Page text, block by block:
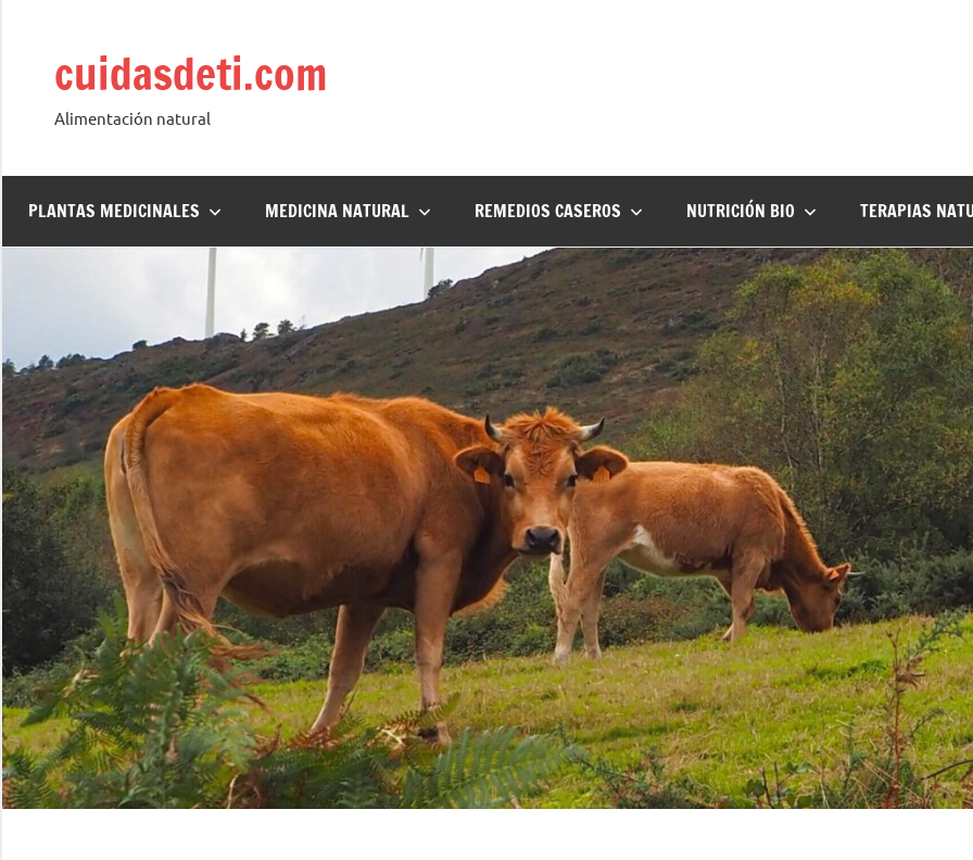
contenidocuidasdeti.com
Alimentación natural
PLANTAS MEDICINALES MEDICINA NATURAL REMEDIOS CASEROS NUTRICIÓN BIO TERAPIAS